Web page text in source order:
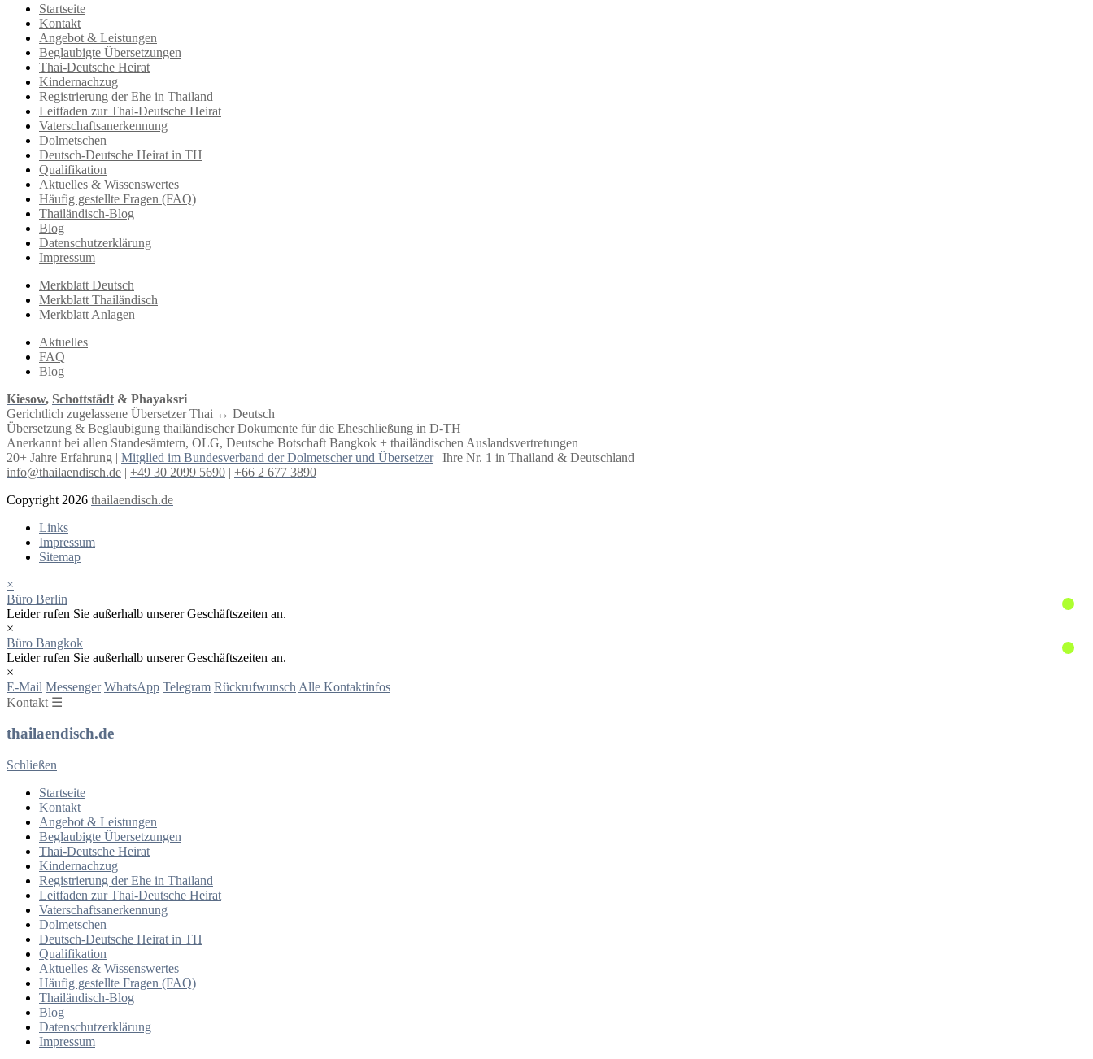
Startseite
Kontakt
Angebot & Leistungen
Beglaubigte Übersetzungen
Thai-Deutsche Heirat
Kindernachzug
Registrierung der Ehe in Thailand
Leitfaden zur Thai-Deutsche Heirat
Vaterschaftsanerkennung
Dolmetschen
Deutsch-Deutsche Heirat in TH
Qualifikation
Aktuelles & Wissenswertes
Häufig gestellte Fragen (FAQ)
Thailändisch-Blog
Blog
Datenschutzerklärung
Impressum
Merkblatt Deutsch
Merkblatt Thailändisch
Merkblatt Anlagen
Aktuelles
FAQ
Blog
Kiesow, Schottstädt & Phayaksri
Gerichtlich zugelassene Übersetzer Thai ↔︎ Deutsch
Übersetzung & Beglaubigung thailändischer Dokumente für die Eheschließung in D-TH
Anerkannt bei allen Standesämtern, OLG, Deutsche Botschaft Bangkok + thailändischen Auslandsvertretungen
20+ Jahre Erfahrung | Mitglied im Bundesverband der Dolmetscher und Übersetzer| Ihre Nr. 1 in Thailand & Deutschland
info@thailaendisch.de | +49 30 2099 5690 | +66 2 677 3890
Copyright 2026 thailaendisch.de
Links
Impressum
Sitemap
×
Büro Berlin
Leider rufen Sie außerhalb unserer Geschäftszeiten an.
×
Büro Bangkok
Leider rufen Sie außerhalb unserer Geschäftszeiten an.
×
E-Mail Messenger WhatsApp Telegram Rückrufwunsch Alle Kontaktinfos
Kontakt ☰
thailaendisch.de
Schließen
Startseite
Kontakt
Angebot & Leistungen
Beglaubigte Übersetzungen
Thai-Deutsche Heirat
Kindernachzug
Registrierung der Ehe in Thailand
Leitfaden zur Thai-Deutsche Heirat
Vaterschaftsanerkennung
Dolmetschen
Deutsch-Deutsche Heirat in TH
Qualifikation
Aktuelles & Wissenswertes
Häufig gestellte Fragen (FAQ)
Thailändisch-Blog
Blog
Datenschutzerklärung
Impressum